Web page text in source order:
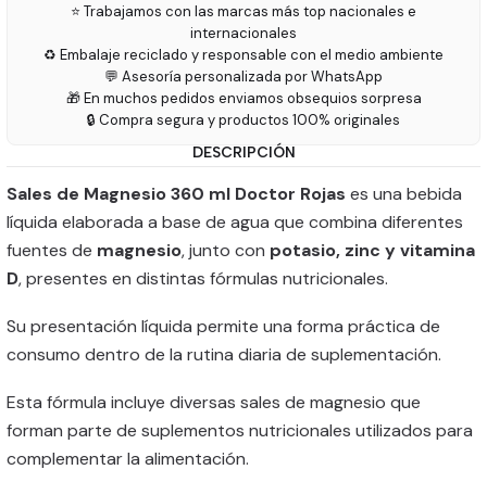
⭐ Trabajamos con las marcas más top nacionales e
internacionales
♻️ Embalaje reciclado y responsable con el medio ambiente
💬 Asesoría personalizada por WhatsApp
🎁 En muchos pedidos enviamos obsequios sorpresa
🔒 Compra segura y productos 100% originales
DESCRIPCIÓN
Sales de Magnesio 360 ml Doctor Rojas es una bebida
líquida elaborada a base de agua que combina diferentes
fuentes de magnesio, junto con potasio, zinc y vitamina
D, presentes en distintas fórmulas nutricionales.
Su presentación líquida permite una forma práctica de
consumo dentro de la rutina diaria de suplementación.
Esta fórmula incluye diversas sales de magnesio que
forman parte de suplementos nutricionales utilizados para
complementar la alimentación.